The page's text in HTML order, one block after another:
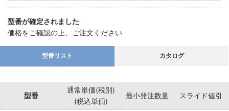
型番が確定されました
価格をご確認の上、ご注文ください
型番リスト カタログ
型番
通常単価(税別)
(税込単価)
最小発注数量 スライド値引